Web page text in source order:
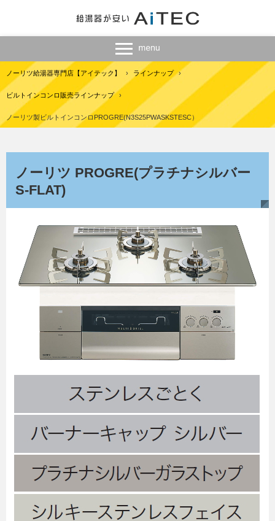
ノーリツ給湯器専門店【アイテック】 › ラインナップ ›
ビルトインコンロ販売ラインナップ ›
ノーリツ製ビルトインコンロPROGRE(N3S25PWASKSTESC）
ノーリツ PROGRE(プラチナシルバー
S-FLAT)